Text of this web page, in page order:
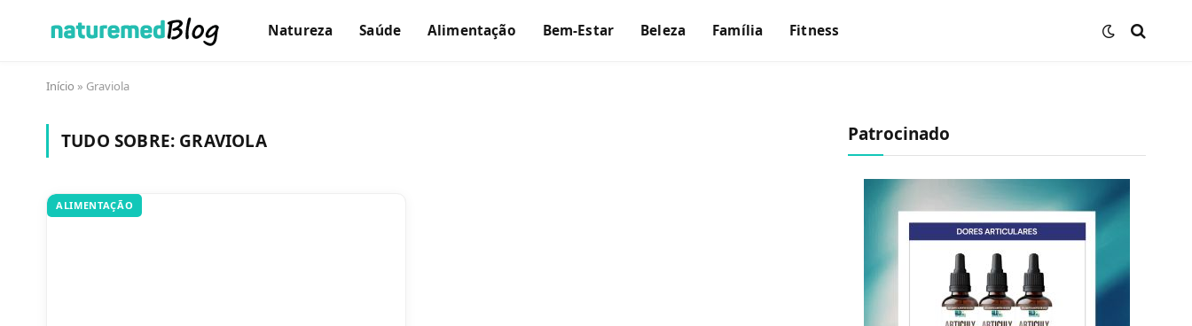
Natureza Saúde Alimentação Bem-Estar Beleza Família Fitness
Início » Graviola
TUDO SOBRE: GRAVIOLA
ALIMENTAÇÃO
Patrocinado